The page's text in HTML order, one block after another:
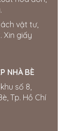
vật tư,
Xin giấy
NHÀ BÈ
số 8,
Tp. Hồ Chí